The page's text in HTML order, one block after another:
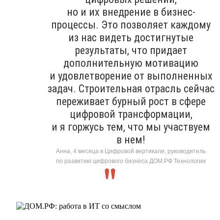
но и их внедрение в бизнес-
процессы. Это позволяет каждому
из нас видеть достигнутые
результаты, что придает
дополнительную мотивацию
и удовлетворение от выполненных
задач. Строительная отрасль сейчас
переживает бурный рост в сфере
цифровой трансформации,
и я горжусь тем, что мы участвуем
в нем!
Анна, 4 месяца в Цифровой вертикали, руководитель
по развитию цифрового бизнеса ДОМ.РФ Технологии